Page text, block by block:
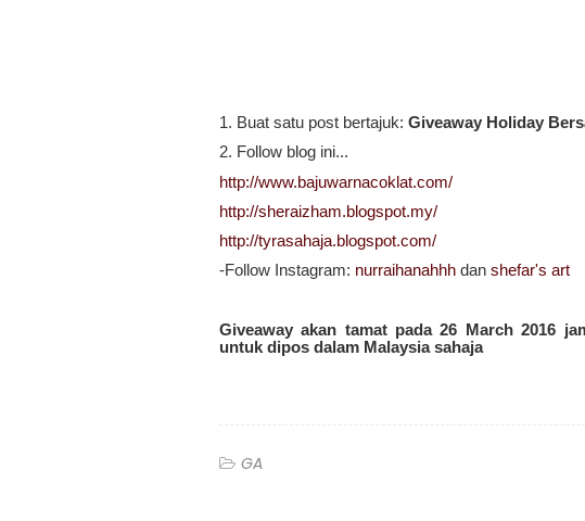
1. Buat satu post bertajuk: Giveaway Holiday
2. Follow blog ini...
http://www.bajuwarnacoklat.com/
http://sheraizham.blogspot.my/
http://tyrasahaja.blogspot.com/
-Follow Instagram: nurraihanahhh dan shefar's art
Giveaway akan tamat pada 26 March 2016
untuk dipos dalam Malaysia sahaja
GA